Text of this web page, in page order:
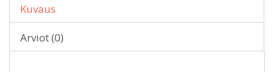
Kuvaus
Arviot (0)